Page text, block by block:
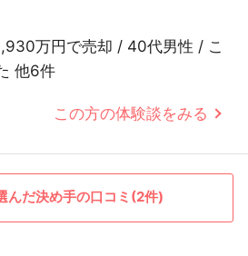
万円で売却 / 40代男性 / こ
他6件
この方の体験談をみる
んだ決め手の口コミ(2件)